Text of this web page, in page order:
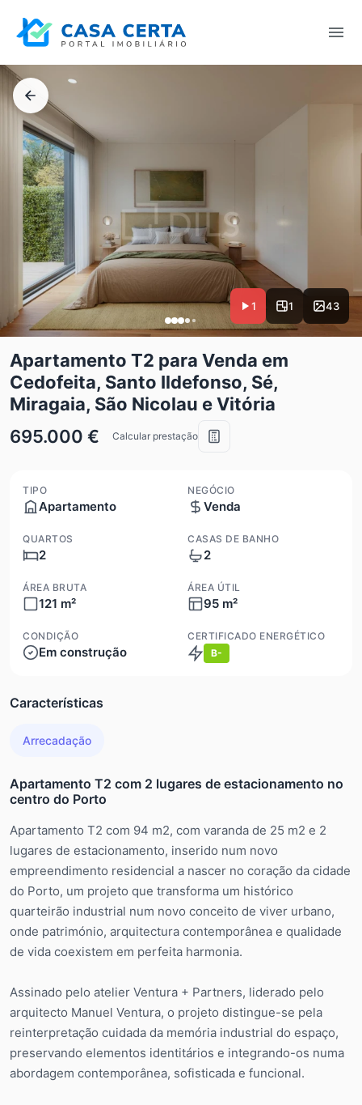
1 1 43
Apartamento T2 para Venda em
Cedofeita, Santo Ildefonso, Sé,
Miragaia, São Nicolau e Vitória
695.000 €
Calcular prestação
TIPO
Apartamento
NEGÓCIO
Venda
QUARTOS
2
CASAS DE BANHO
2
ÁREA BRUTA
121 m²
ÁREA ÚTIL
95 m²
CONDIÇÃO
Em construção
CERTIFICADO ENERGÉTICO
B-
Características
Arrecadação
Apartamento T2 com 2 lugares de estacionamento no
centro do Porto
Apartamento T2 com 94 m2, com varanda de 25 m2 e 2
lugares de estacionamento, inserido num novo
empreendimento residencial a nascer no coração da cidade
do Porto, um projeto que transforma um histórico
quarteirão industrial num novo conceito de viver urbano,
onde património, arquitectura contemporânea e qualidade
de vida coexistem em perfeita harmonia.
Assinado pelo atelier Ventura + Partners, liderado pelo
arquitecto Manuel Ventura, o projeto distingue-se pela
reinterpretação cuidada da memória industrial do espaço,
preservando elementos identitários e integrando-os numa
abordagem contemporânea, sofisticada e funcional.